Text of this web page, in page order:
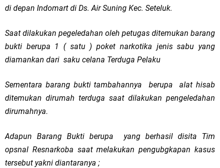
di depan Indomart di Ds. Air Suning Kec. Seteluk.
Saat dilakukan pegeledahan oleh petugas ditemukan barang
bukti berupa 1 ( satu ) poket narkotika jenis sabu yang
diamankan dari saku celana Terduga Pelaku
Sementara barang bukti tambahannya berupa alat hisab
ditemukan dirumah terduga saat dilakukan pengeledahan
dirumahnya.
Adapun Barang Bukti berupa yang berhasil disita Tim
opsnal Resnarkoba saat melakukan pengubgkapan kasus
tersebut yakni diantaranya ;